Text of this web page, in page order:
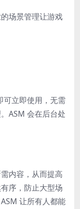
场景管理让游戏
可立即使用，无需
ASM 会在后台处
内容，从而提高
序，防止大型场
让所有人都能